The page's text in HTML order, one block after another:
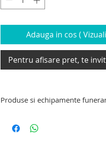
Adauga in cos (
Pentru afisare pret, te
Produse si echipamente
targa de transport decedati,